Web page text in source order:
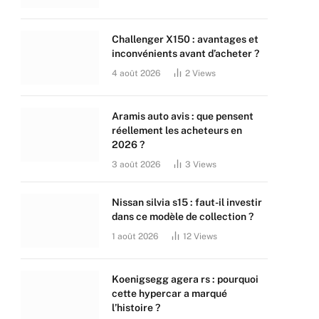
Challenger X150 : avantages et
inconvénients avant d’acheter ?
4 août 2026 2 Views
Aramis auto avis : que pensent
réellement les acheteurs en
2026 ?
3 août 2026 3 Views
Nissan silvia s15 : faut-il investir
dans ce modèle de collection ?
1 août 2026 12 Views
Koenigsegg agera rs : pourquoi
cette hypercar a marqué
l’histoire ?